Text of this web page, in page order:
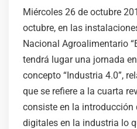
Miércoles 26 de octubre
octubre, en las
Nacional Agroalimentario
tendrá lugar una jornada
concepto “Industria 4.0”,
que se refiere a la cuarta
consiste en la introducción
digitales en la industria lo